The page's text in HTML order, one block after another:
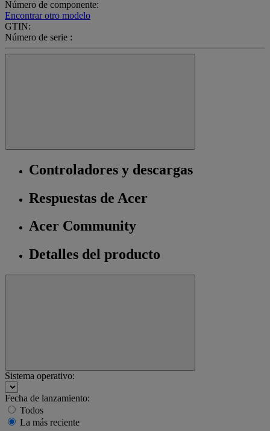
Número de componente:
Encontrar otro modelo
GTIN:
Número de serie :
Controladores y descargas
Respuestas de Acer
Acer Community
Detalles del producto
Sistema operativo:
Fecha de lanzamiento:
Todos
La más reciente